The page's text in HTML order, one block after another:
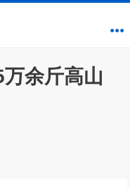
余斤高山